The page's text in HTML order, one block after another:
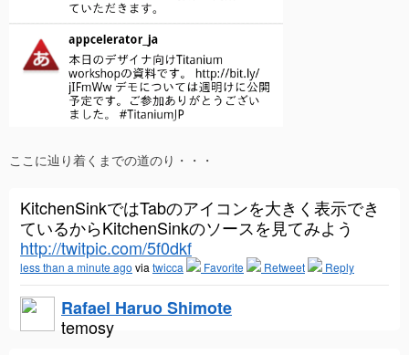
ここに辿り着くまでの道のり・・・
KitchenSinkではTabのアイコンを大きく表示でき
ているからKitchenSinkのソースを見てみよう
http://twitpic.com/5f0dkf
less than a minute ago viatwicca Favorite Retweet Reply
Rafael Haruo Shimote
temosy